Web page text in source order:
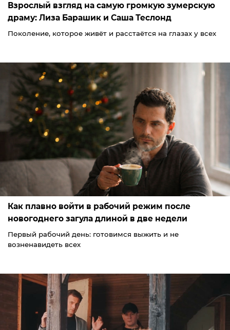
Взрослый взгляд на самую громкую зумерскую
драму: Лиза Барашик и Саша Теслонд
Поколение, которое живёт и расстаётся на глазах у всех
Как плавно войти в рабочий режим после
новогоднего загула длиной в две недели
Первый рабочий день: готовимся выжить и не
возненавидеть всех